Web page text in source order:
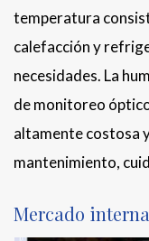
temperatura
calefacción y
necesidades. La
de monitoreo
altamente costosa
mantenimiento,
Mercado